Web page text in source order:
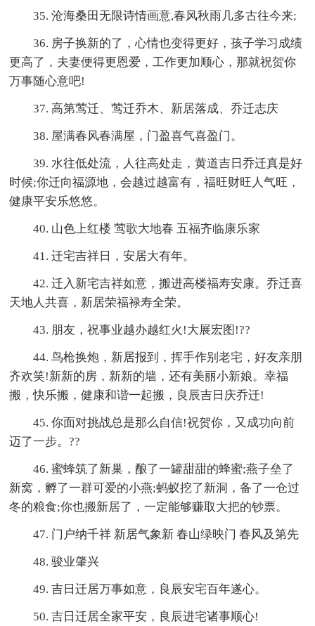
35. 沧海桑田无限诗情画意,春风秋雨几多古往今来;
36. 房子换新的了，心情也变得更好，孩子学习成绩
更高了，夫妻便得更恩爱，工作更加顺心，那就祝贺你
万事随心意吧!
37. 高第莺迁、莺迁乔木、新居落成、乔迁志庆
38. 屋满春风春满屋，门盈喜气喜盈门。
39. 水往低处流，人往高处走，黄道吉日乔迁真是好
时候;你迁向福源地，会越过越富有，福旺财旺人气旺，
健康平安乐悠悠。
40. 山色上红楼 莺歌大地春 五福齐临康乐家
41. 迁宅吉祥日，安居大有年。
42. 迁入新宅吉祥如意，搬进高楼福寿安康。乔迁喜
天地人共喜，新居荣福禄寿全荣。
43. 朋友，祝事业越办越红火!大展宏图!??
44. 鸟枪换炮，新居报到，挥手作别老宅，好友亲朋
齐欢笑!新新的房，新新的墙，还有美丽小新娘。幸福
搬，快乐搬，健康和谐一起搬，良辰吉日庆乔迁!
45. 你面对挑战总是那么自信!祝贺你，又成功向前
迈了一步。??
46. 蜜蜂筑了新巢，酿了一罐甜甜的蜂蜜;燕子垒了
新窝，孵了一群可爱的小燕;蚂蚁挖了新洞，备了一仓过
冬的粮食;你也搬新居了，一定能够赚取大把的钞票。
47. 门户纳千祥 新居气象新 春山绿映门 春风及第先
48. 骏业肇兴
49. 吉日迁居万事如意，良辰安宅百年遂心。
50. 吉日迁居全家平安，良辰进宅诸事顺心!